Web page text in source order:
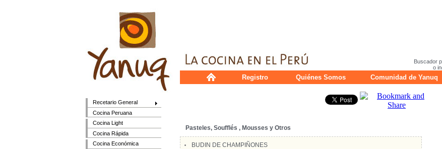
Recetario General
Cocina Peruana
Cocina Light
Cocina Rápida
Cocina Económica
Buscador
o
Registro Quiénes Somos Comunidad de Yanuq
Pasteles, Soufflés , Mousses y Otros
BUDIN DE CHAMPIÑONES